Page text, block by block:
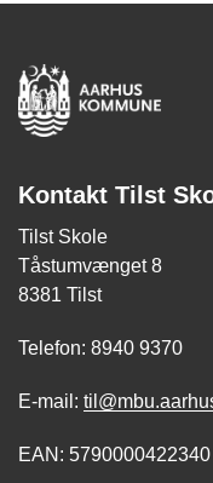
Kontakt Tilst
Tilst Skole
Tåstumvænget 8
8381 Tilst
Telefon: 8940 9370
E-mail:
EAN: 5790000422340